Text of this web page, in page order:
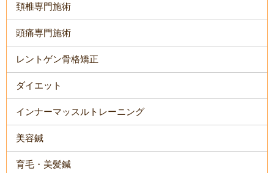
頚椎専門施術
頭痛専門施術
レントゲン骨格矯正
ダイエット
インナーマッスルトレーニング
美容鍼
育毛・美髪鍼